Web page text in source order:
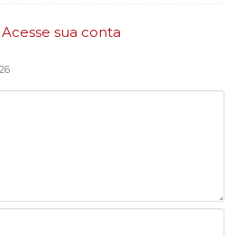
Acesse sua conta